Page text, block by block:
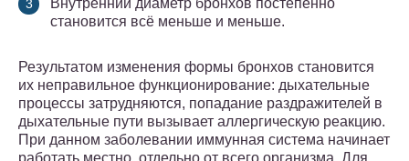
Внутренний диаметр бронхов постепенно
становится всё меньше и меньше.
Результатом изменения формы бронхов становится
их неправильное функционирование: дыхательные
процессы затрудняются, попадание раздражителей в
дыхательные пути вызывает аллергическую реакцию.
При данном заболевании иммунная система начинает